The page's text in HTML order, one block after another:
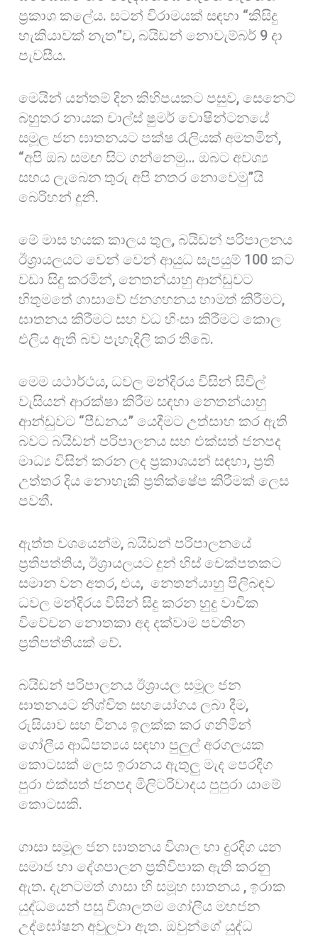
ප්‍රකාශ කලේය. සටන් විරාමයක් සඳහා “කිසිදු
හැකියාවක් නැත”ව, බයිඩන් නොවැම්බර් 9 දා
පැවසීය.
මෙයින් යන්තම් දින කිහිපයකට පසුව, සෙනෙට්
බහුතර නායක චාල්ස් ෂුමර් වොෂින්ටනයේ
සමූල ජන ඝාතනයට පක්ෂ රැලියක් අමතමින්,
“අපි ඔබ සමඟ සිට ගන්නෙමු… ඔබට අවශ්‍ය
සහය ලැබෙන තුරු අපි නතර නොවෙමු”යි
බෙරිහන් දුනි.
මේ මාස හයක කාලය තුල, බයිඩන් පරිපාලනය
ඊශ්‍රායලයට වෙන් වෙන් ආයුධ සැපයුම් 100 කට
වඩා සිදු කරමින්, නෙතන්යාහු ආන්ඩුවට
හිතුමතේ ගාසාවේ ජනගහනය හාමත් කිරීමට,
ඝාතනය කිරීමට සහ වධ හිංසා කිරීමට කොල
එලිය ඇති බව පැහැදිලි කර තිබේ.
මෙම යථාර්ථය, ධවල මන්දිරය විසින් සිවිල්
වැසියන් ආරක්ෂා කිරීම සඳහා නෙතන්යාහු
ආන්ඩුවට “පීඩනය” යෙදීමට උත්සාහ කර ඇති
බවට බයිඩන් පරිපාලනය සහ එක්සත් ජනපද
මාධ්‍ය විසින් කරන ලද ප්‍රකාශයන් සඳහා, ප්‍රති
උත්තර දිය නොහැකි ප්‍රතික්ෂේප කිරීමක් ලෙස
පවතී.
ඇත්ත වශයෙන්ම, බයිඩන් පරිපාලනයේ
ප්‍රතිපත්තිය, ඊශ්‍රායලයට දුන් හිස් චෙක්පතකට
සමාන වන අතර, එය, නෙතන්යාහු පිලිබඳව
ධවල මන්දිරය විසින් සිදු කරන හුදු වාචික
විවේචන නොතකා අද දක්වාම පවතින
ප්‍රතිපත්තියක් වේ.
බයිඩන් පරිපාලනය ඊශ්‍රායල සමූල ජන
ඝාතනයට නිශ්චිත සහයෝගය ලබා දීම,
රුසියාව සහ චීනය ඉලක්ක කර ගනිමින්
ගෝලීය ආධිපත්‍යය සඳහා පුලුල් අරගලයක
කොටසක් ලෙස ඉරානය ඇතුලු මැද පෙරදිග
පුරා එක්සත් ජනපද මිලිටරිවාදය පුපුරා යාමේ
කොටසකි.
ගාසා සමූල ජන ඝාතනය විශාල හා දුරදිග යන
සමාජ හා දේශපාලන ප්‍රතිවිපාක ඇති කරනු
ඇත. දැනටමත් ගාසා හි සමූහ ඝාතනය , ඉරාක
යුද්ධයෙන් පසු විශාලතම ගෝලීය මහජන
උද්ඝෝෂන අවුලුවා ඇත. ඔවුන්ගේ යුද්ධ